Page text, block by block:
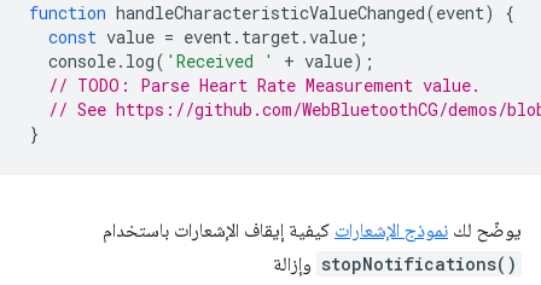
function handleCharacteristicValueChanged(event)
{
const value = event. target.value ;
console. log( 'Received ' + value);
// TODO: Parse Heart Rate Measurement value.
// See https://github.com/WebBluetoothCG/demos/
}
يوضّح لك نموذج الإشعارات كيفية إيقاف الإشعارات باستخدام
stopNotifications() وإزالة